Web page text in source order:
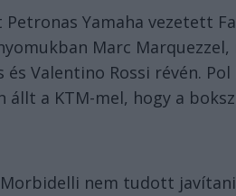
Yamaha vezetett
Marc
Valentino Rossi révén.
állt a KTM-mel, hogy a
nem tudott